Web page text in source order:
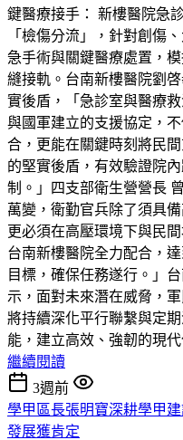
鍵醫療接手： 新樓醫院急
「檢傷分流」，針對創傷
急手術與關鍵醫療處置，
縫接軌。台南新樓醫院劉
實後盾，「急診室與醫療
與國軍建立的支援協定，
合，更能在關鍵時刻將民
的堅實後盾，有效驗證院
制。」四支部衛生營營長
萬變，衛勤官兵除了須具
更必須在高壓環境下與民
台南新樓醫院全力配合，
目標，確保任務遂行。」
示，面對未來潛在威脅，
將持續深化平行聯繫與定
能，建立高效、強韌的現
繼續閱讀
3週前
學甲區長張明寶深耕學甲
發展獲肯定